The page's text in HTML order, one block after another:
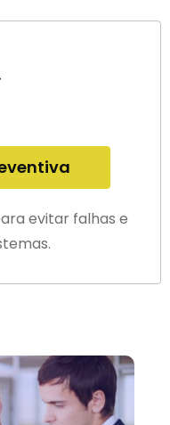
evitar falhas e